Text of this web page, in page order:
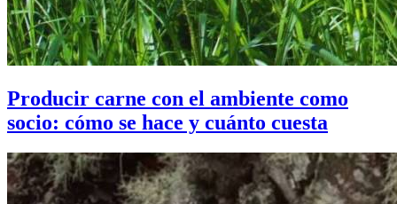
Producir carne con el ambiente como
socio: cómo se hace y cuánto cuesta